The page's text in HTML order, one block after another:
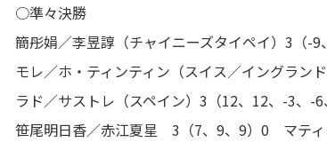
○準々決勝
簡彤娟／李昱諄（チャイニーズタイペイ）3（-
モレ／ホ・ティンティン（スイス／イングラン
ラド／サストレ（スペイン）3（12、12、-3、-
笹尾明日香／赤江夏星 3（7、9、9）0 マティ